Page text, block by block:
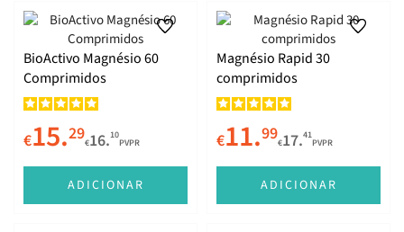
BioActivo Magnésio 60
Comprimidos
€15.29€16.10
PVPR
ADICIONAR
Magnésio Rapid 30
comprimidos
€11.99€17.41
PVPR
ADICIONAR